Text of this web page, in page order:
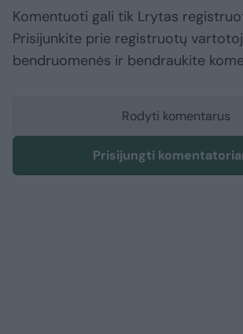
Komentuoti gali tik Lrytas
Prisijunkite prie registruotų
bendruomenės ir bendraukite
Rodyti komentarus
Prisijungti